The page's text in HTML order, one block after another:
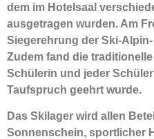
dem im Hotelsaal
ausgetragen wurden. Am
Siegerehrung der Ski-
Zudem fand die
Schülerin und jeder
Taufspruch geehrt wurde.
Das Skilager wird allen
Sonnenschein, sportlicher